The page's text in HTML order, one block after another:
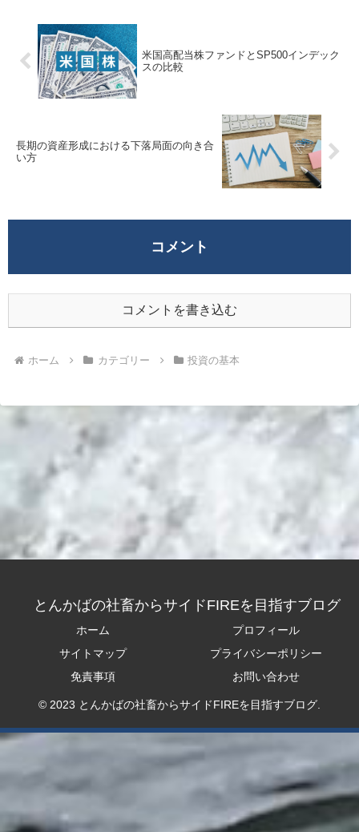
米国高配当株ファンドとSP500インデック
スの比較
長期の資産形成における下落局面の向き合
い方
コメント
コメントを書き込む
ホーム カテゴリー 投資の基本
とんかばの社畜からサイドFIREを目指すブログ
ホーム
プロフィール
サイトマップ
プライバシーポリシー
免責事項
お問い合わせ
© 2023 とんかばの社畜からサイドFIREを目指すブログ.